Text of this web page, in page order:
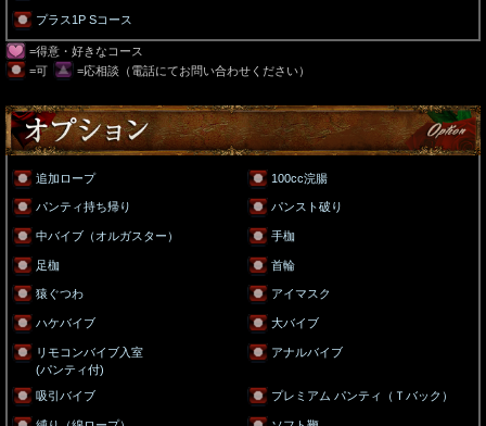
プラス1P Sコース
=得意・好きなコース
=可
=応相談（電話にてお問い合わせください）
追加ロープ 100cc浣腸
パンティ持ち帰り パンスト破り
中バイブ（オルガスター） 手枷
足枷 首輪
猿ぐつわ アイマスク
ハケバイブ 大バイブ
リモコンバイブ入室
(パンティ付)
アナルバイブ
吸引バイブ プレミアム パンティ（Ｔバック）